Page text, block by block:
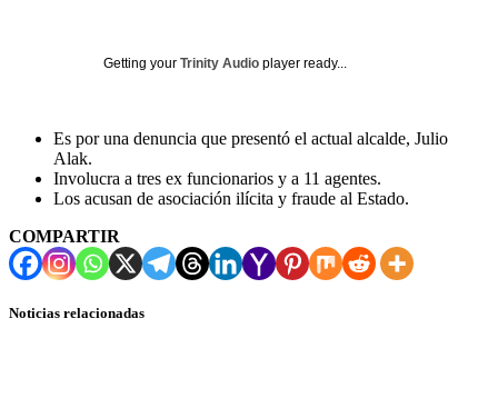
Getting your Trinity Audio player ready...
Es por una denuncia que presentó el actual alcalde, Julio
Alak.
Involucra a tres ex funcionarios y a 11 agentes.
Los acusan de asociación ilícita y fraude al Estado.
COMPARTIR
Noticias relacionadas